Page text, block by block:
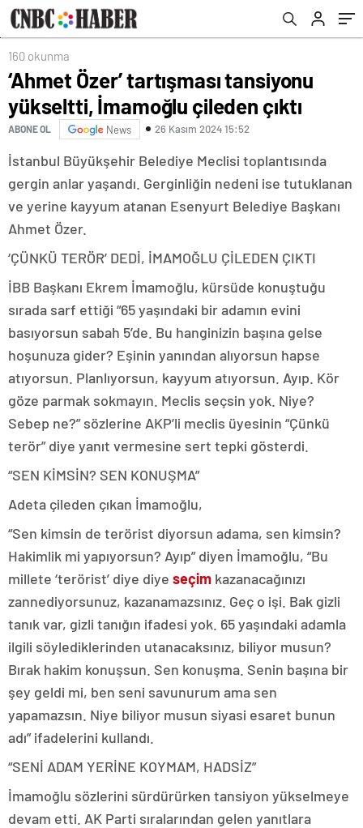
160 okunma
‘Ahmet Özer’ tartışması tansiyonu
yükseltti, İmamoğlu çileden çıktı
ABONE OL News 26 Kasım 2024 15:52
İstanbul Büyükşehir Belediye Meclisi toplantısında
gergin anlar yaşandı. Gerginliğin nedeni ise tutuklanan
ve yerine kayyum atanan Esenyurt Belediye Başkanı
Ahmet Özer.
‘ÇÜNKÜ TERÖR’ DEDİ, İMAMOĞLU ÇİLEDEN ÇIKTI
İBB Başkanı Ekrem İmamoğlu, kürsüde konuştuğu
sırada sarf ettiği “65 yaşındaki bir adamın evini
basıyorsun sabah 5’de. Bu hanginizin başına gelse
hoşunuza gider? Eşinin yanından alıyorsun hapse
atıyorsun. Planlıyorsun, kayyum atıyorsun. Ayıp. Kör
göze parmak sokmayın. Meclis seçsin yok. Niye?
Sebep ne?” sözlerine AKP’li meclis üyesinin “Çünkü
terör” diye yanıt vermesine sert tepki gösterdi.
“SEN KİMSİN? SEN KONUŞMA”
Adeta çileden çıkan İmamoğlu,
“Sen kimsin de terörist diyorsun adama, sen kimsin?
Hakimlik mi yapıyorsun? Ayıp” diyen İmamoğlu, “Bu
millete ‘terörist’ diye diye seçim kazanacağınızı
zannediyorsunuz, kazanamazsınız. Geç o işi. Bak gizli
tanık var, gizli tanığın ifadesi yok. 65 yaşındaki adamla
ilgili söylediklerinden utanacaksınız, biliyor musun?
Bırak hakim konuşsun. Sen konuşma. Senin başına bir
şey geldi mi, ben seni savunurum ama sen
yapamazsın. Niye biliyor musun siyasi esaret bunun
adı” ifadelerini kullandı.
“SENİ ADAM YERİNE KOYMAM, HADSİZ”
İmamoğlu sözlerini sürdürürken tansiyon yükselmeye
devam etti. AK Parti sıralarından gelen yanıtlara
vermeyiz